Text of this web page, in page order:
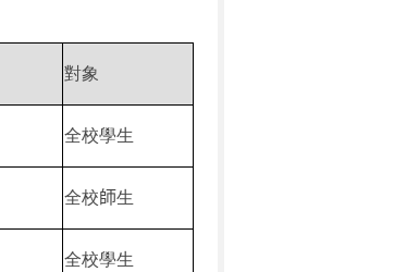
對象
全校學生
全校師生
全校學生